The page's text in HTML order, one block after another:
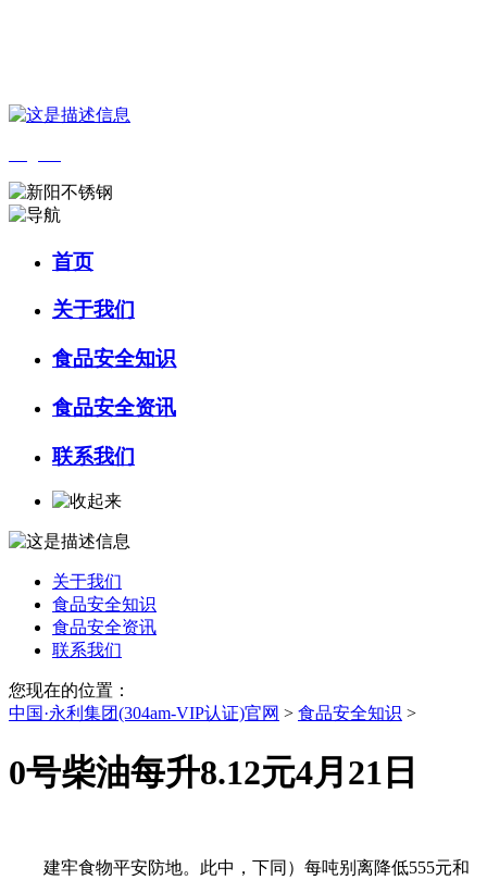
首页
关于我们
食品安全知识
食品安全资讯
联系我们
关于我们
食品安全知识
食品安全资讯
联系我们
您现在的位置：
中国·永利集团(304am-VIP认证)官网 > 食品安全知识 >
0号柴油每升8.12元4月21日
建牢食物平安防地。此中，下同）每吨别离降低555元和